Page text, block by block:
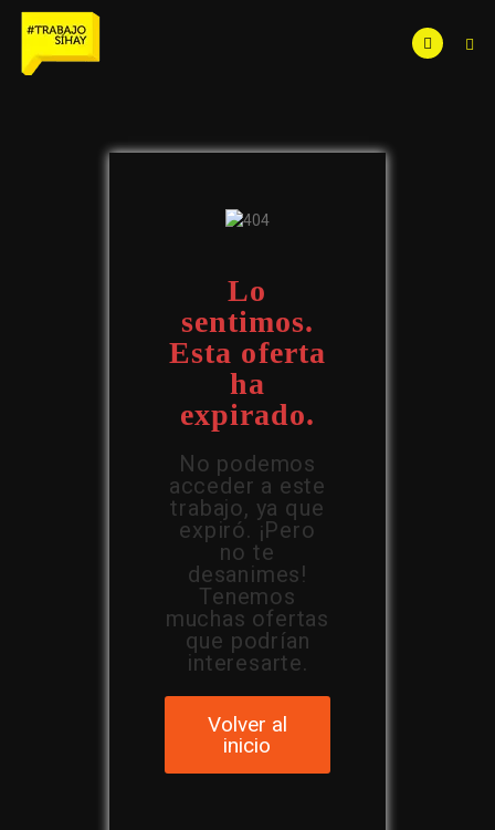
Lo
sentimos.
Esta oferta
ha
expirado.
No podemos
acceder a este
trabajo, ya que
expiró. ¡Pero
no te
desanimes!
Tenemos
muchas ofertas
que podrían
interesarte.
Volver al
inicio